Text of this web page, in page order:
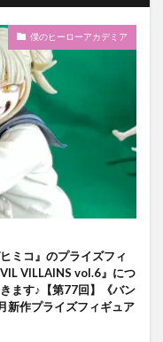
僕のヒーローアカデミア
ミコ』のプライズフィ
VILLAINS vol.6』につ
ます♪【第77回】《バン
新作プライズフィギュア